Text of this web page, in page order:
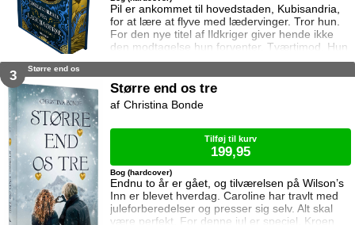
Pil er ankommet til hovedstaden, Kubisandria,
for at lære at flyve med lædervinger. Tror hun.
For den nye titel af Ildkriger giver hende ikke
den modtagelse hun forventer. Tværtimod. Hun
bliver sat til at muge ud i stalden under den iltre
temperament på en hård prøve. Ingen tror på
at hun kan blive en del af den prestigefyldte
flyvereskadrille, og lædervingekaptajn Zingrato
3 Større end os
Større end os tre
Endnu to år er gået, og tilværelsen på Wilson’s
Inn er blevet hverdag. Caroline har travlt med
juleforberedelser og presser sig selv. Alt skal
være perfekt. For denne jul er speciel. Kroen
Bog (hardcover)
Christina Bonde
Tilføj til kurv
199,95